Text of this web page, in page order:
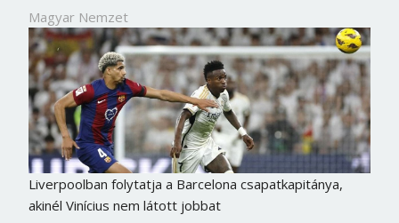
Magyar Nemzet
Liverpoolban folytatja a Barcelona csapatkapitánya,
akinél Vinícius nem látott jobbat